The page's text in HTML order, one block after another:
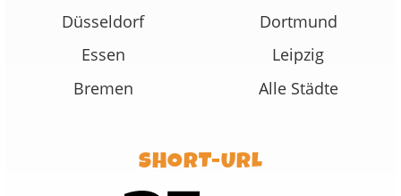
Düsseldorf
Dortmund
Essen
Leipzig
Bremen
Alle Städte
SHORT-URL